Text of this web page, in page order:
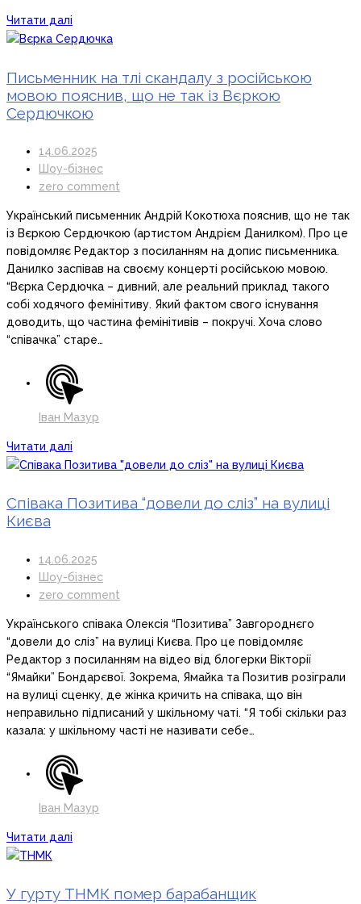
Читати далі
Письменник на тлі скандалу з російською
мовою пояснив, що не так із Вєркою
Сердючкою
14.06.2025
Шоу-бізнес
zero comment
Український письменник Андрій Кокотюха пояснив, що не так
із Вєркою Сердючкою (артистом Андрієм Данилком). Про це
повідомляє Редактор з посиланням на допис письменника.
Данилко заспівав на своєму концерті російською мовою.
“Вєрка Сердючка – дивний, але реальний приклад такого
собі ходячого фемінітиву. Який фактом свого існування
доводить, що частина фемінітивів – покручі. Хоча слово
“співачка” старе…
Іван Мазур
Читати далі
Співака Позитива “довели до сліз” на вулиці
Києва
14.06.2025
Шоу-бізнес
zero comment
Українського співака Олексія “Позитива” Завгороднєго
“довели до сліз” на вулиці Києва. Про це повідомляє
Редактор з посиланням на відео від блогерки Вікторії
“Ямайки” Бондарєвої. Зокрема, Ямайка та Позитив розіграли
на вулиці сценку, де жінка кричить на співака, що він
неправильно підписаний у шкільному чаті. “Я тобі скільки раз
казала: у шкільному часті не називати себе…
Іван Мазур
Читати далі
У гурту ТНМК помер барабанщик